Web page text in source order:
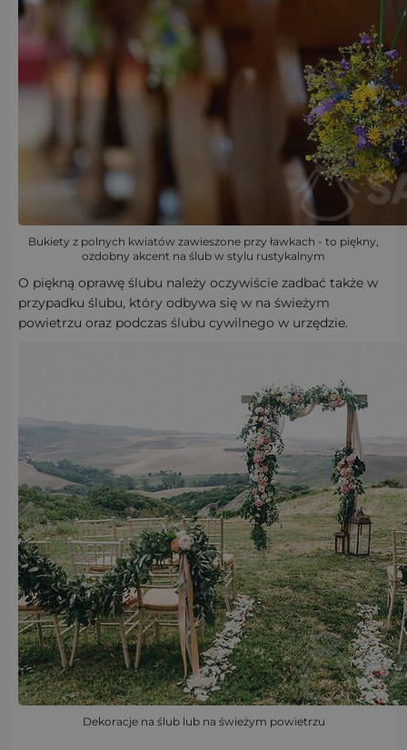
Bukiety z polnych kwiatów zawieszone przy ławkach - to piękny,
ozdobny akcent na ślub w stylu rustykalnym
O piękną oprawę ślubu należy oczywiście zadbać także w
przypadku ślubu, który odbywa się w na świeżym
powietrzu oraz podczas ślubu cywilnego w urzędzie.
Dekoracje na ślub lub na świeżym powietrzu